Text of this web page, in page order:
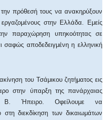
πρόθεσή τους να ανακηρύξουν
στην Ελλάδα. Εμείς
παραχώρηση υπηκοότητας σε
σαφώς αποδεδειγμένη η ελληνική
του Τσάμικου ζητήματος εις
στην ύπαρξη της πανάρχαιας
Β. Ήπειρο. Οφείλουμε να
στη διεκδίκηση των δικαιωμάτων